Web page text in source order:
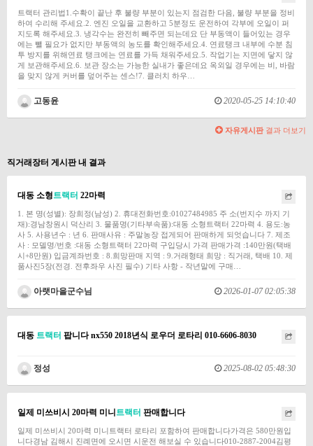
트랙터 관리법1.수확이 끝난 후 불량 부분이 있는지 점검한 다음, 불량 부분을 정비
하여 수리해 주세요.2. 엔진 오일을 교환하고 5분정도 운전하여 각부에 오일이 퍼
지도록 해주세요.3. 냉각수는 완전히 빼주면 되는데요 단 부동액이 들어있는 경우
에는 뺄 필요가 없지만 부동액의 농도를 확인해주세요.4. 연료탱크 내부에 수분 침
투 방지를 위해연료 탱크에는 연료를 가득 채워주세요.5. 작업기는 지면에 닿지 않
게 보관해주세요.6. 보관 장소는 가능한 실내가 좋은데요 옥외일 경우에는 비, 바람
을 맞지 않게 커버를 덮어주는 센스!7. 클러치 하우…
고동윤 2020-05-25 14:10:40
자유게시판결과 더보기
직거래장터 게시판 내 결과
대동 소형트랙터 22마력
1. 본 명(성별): 장희정(남성) 2. 휴대전화번호:01027484985 주 소(번지수 까지 기
재):경남창원시 덕산리 3. 물품명(기타부속품):대동 소형트랙터 22마력 4. 용도:농
사 5. 사용년수 : 년 6. 판매사유 : 주말농장 접게되어 판매하게 되엇습니다 7. 제조
사 : 모델명/번호 :대동 소형트랙터 22마력 구입당시 가격 판매가격 :140만원(택배
시+8만원) 입금계좌번호 : 8.희망판매 지역 : 9.거래형태 희망 : 직거래, 택배 10. 제
품사진5장(전경. 전후좌우 사진 필수) 기타 사항 - 작년말에 구매…
아랫마을군수님 2026-01-07 02:05:38
대동 트랙터 팝니다 nx550 2018년식 로우더 로타리 010-6606-8030
정성 2025-08-02 05:48:30
일제 미쓰비시 20마력 미니트랙터 판매합니다
일제 미쓰비시 20마력 미니트랙터 로타리 포함하여 판매합니다가격은 580만원입
니다경남 김해시 진례면에 오시면 시운전 해보실 수 있습니다010-2887-2004김평